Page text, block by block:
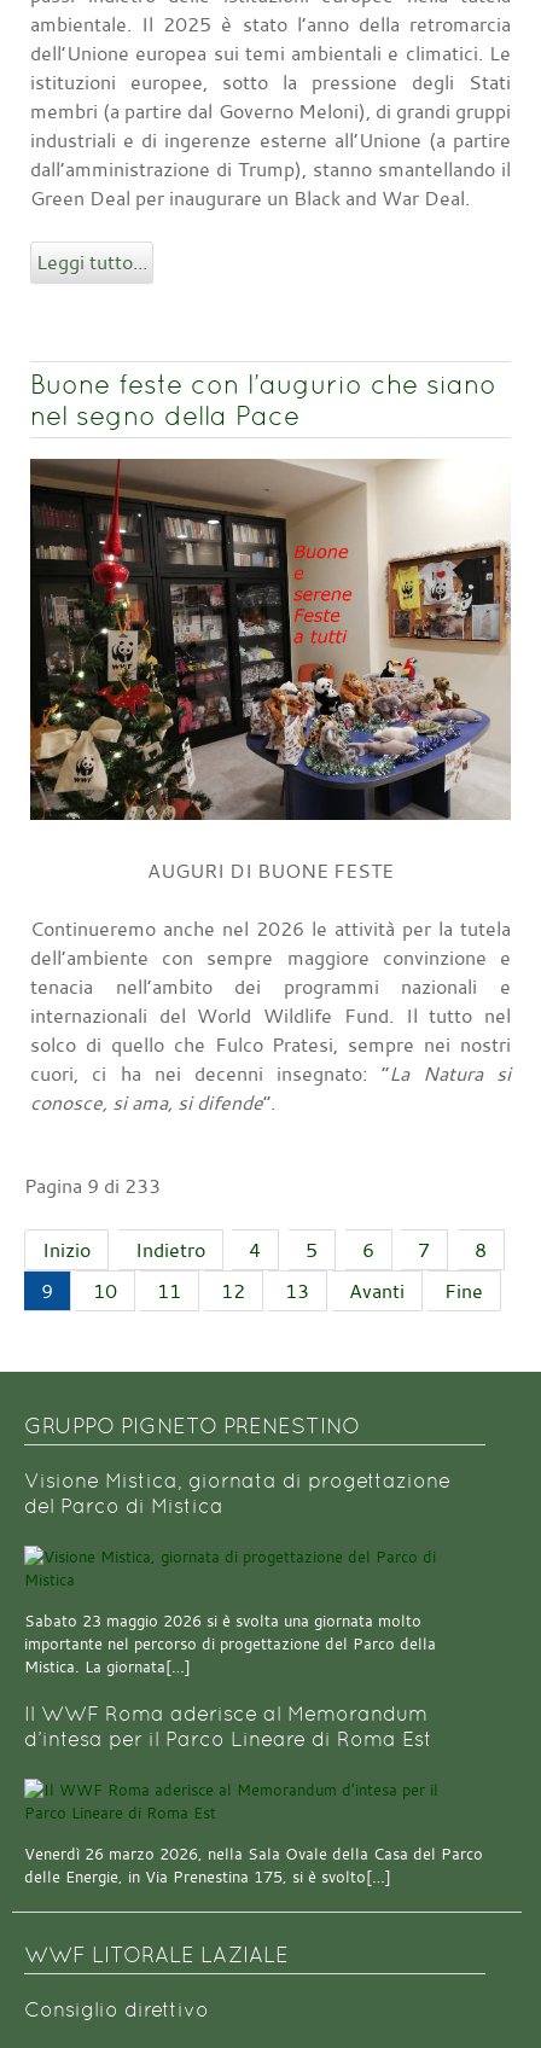
ambientale. Il 2025 è stato l’anno della retromarcia
dell’Unione europea sui temi ambientali e climatici. Le
istituzioni europee, sotto la pressione degli Stati
membri (a partire dal Governo Meloni), di grandi gruppi
industriali e di ingerenze esterne all’Unione (a partire
dall’amministrazione di Trump), stanno smantellando il
Green Deal per inaugurare un Black and War Deal.
Leggi tutto...
Buone feste con l’augurio che siano
nel segno della Pace
AUGURI DI BUONE FESTE
Continueremo anche nel 2026 le attività per la tutela
dell’ambiente con sempre maggiore convinzione e
tenacia nell’ambito dei programmi nazionali e
internazionali del World Wildlife Fund. Il tutto nel
solco di quello che Fulco Pratesi, sempre nei nostri
cuori, ci ha nei decenni insegnato: “La Natura si
conosce, si ama, si difende”.
Pagina 9 di 233
Inizio Indietro 4 5 6 7
8
9
10 11 12 13 Avanti Fine
GRUPPO PIGNETO PRENESTINO
Visione Mistica, giornata di progettazione
del Parco di Mistica
Sabato 23 maggio 2026 si è svolta una giornata molto
importante nel percorso di progettazione del Parco della
Mistica. La giornata[…]
Il WWF Roma aderisce al Memorandum
d’intesa per il Parco Lineare di Roma Est
Venerdì 26 marzo 2026, nella Sala Ovale della Casa del Parco
delle Energie, in Via Prenestina 175, si è svolto[…]
WWF LITORALE LAZIALE
Consiglio direttivo